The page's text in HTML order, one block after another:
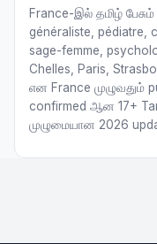
France-இல் தமிழ்
généraliste, pédiatre,
sage-femme,
Chelles, Paris,
என France முழுவதும்
confirmed ஆன 17+
முழுமையான 2026